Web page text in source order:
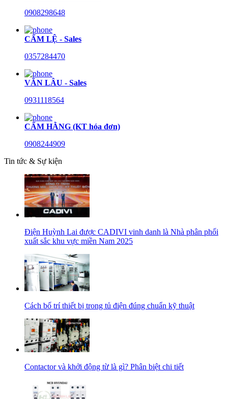
0908298648
CẨM LỆ - Sales
0357284470
VĂN LÂU - Sales
0931118564
CẨM HẰNG (KT hóa đơn)
0908244909
Tin tức & Sự kiện
Điện Huỳnh Lai được CADIVI vinh danh là Nhà phân phối
xuất sắc khu vực miền Nam 2025
Cách bố trí thiết bị trong tủ điện đúng chuẩn kỹ thuật
Contactor và khởi động từ là gì? Phân biệt chi tiết